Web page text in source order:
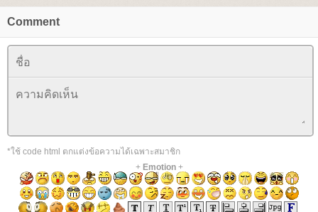
Comment
*ใช้ code html ตกแต่งข้อความได้เฉพาะสมาชิก
+ Emotion+